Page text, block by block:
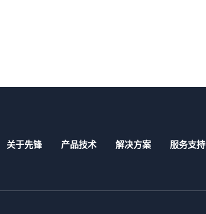
关于先锋 产品技术 解决方案 服务支持